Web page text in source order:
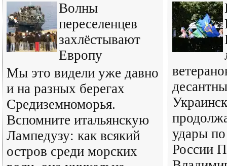
Волны
переселенцев
захлёстывают
Европу
Мы это видели уже давно
и на разных берегах
Средиземноморья.
Вспомните итальянскую
Лампедузу: как всякий
остров среди морских
удары
России